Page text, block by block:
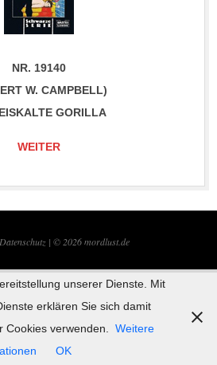
NR. 19140
W. CAMPBELL)
GORILLA
WEITER
Datenschutz | © 2026mordlust.de
unserer Dienste. Mit
erklären Sie sich damit
verwenden.
Weitere
OK